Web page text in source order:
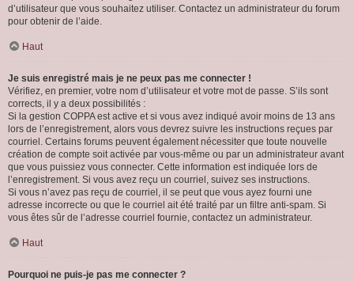
d’utilisateur que vous souhaitez utiliser. Contactez un administrateur du forum
pour obtenir de l’aide.
Haut
Je suis enregistré mais je ne peux pas me connecter !
Vérifiez, en premier, votre nom d’utilisateur et votre mot de passe. S’ils sont
corrects, il y a deux possibilités :
Si la gestion COPPA est active et si vous avez indiqué avoir moins de 13 ans
lors de l’enregistrement, alors vous devrez suivre les instructions reçues par
courriel. Certains forums peuvent également nécessiter que toute nouvelle
création de compte soit activée par vous-même ou par un administrateur avant
que vous puissiez vous connecter. Cette information est indiquée lors de
l’enregistrement. Si vous avez reçu un courriel, suivez ses instructions.
Si vous n’avez pas reçu de courriel, il se peut que vous ayez fourni une
adresse incorrecte ou que le courriel ait été traité par un filtre anti-spam. Si
vous êtes sûr de l’adresse courriel fournie, contactez un administrateur.
Haut
Pourquoi ne puis-je pas me connecter ?